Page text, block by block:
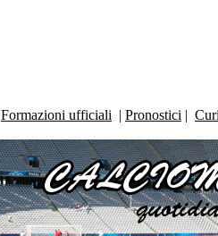
Formazioni ufficiali | Pronostici |